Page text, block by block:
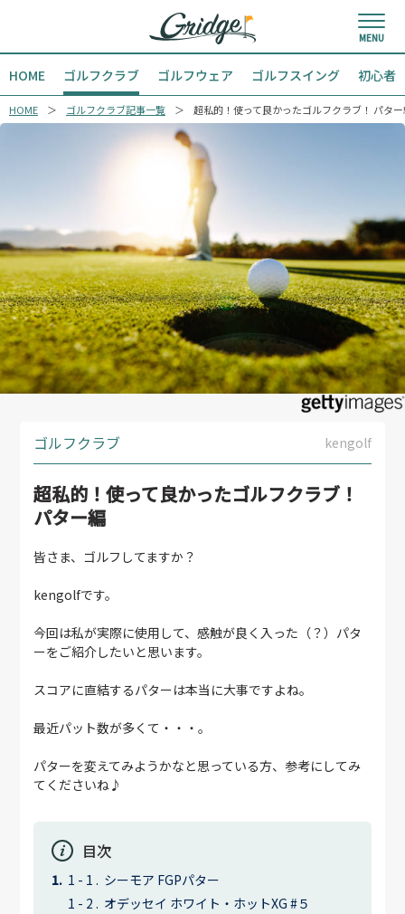
HOME ゴルフクラブ ゴルフウェア ゴルフスイング 初心者
HOME ゴルフクラブ記事一覧 超私的！使って良かったゴルフクラブ！ パタ
ゴルフクラブ kengolf
超私的！使って良かったゴルフクラブ！
パター編
皆さま、ゴルフしてますか？
kengolfです。
今回は私が実際に使用して、感触が良く入った（？）パタ
ーをご紹介したいと思います。
スコアに直結するパターは本当に大事ですよね。
最近パット数が多くて・・・。
パターを変えてみようかなと思っている方、参考にしてみ
てくださいね♪
目次
シーモア FGPパター
オデッセイ ホワイト・ホットXG #５